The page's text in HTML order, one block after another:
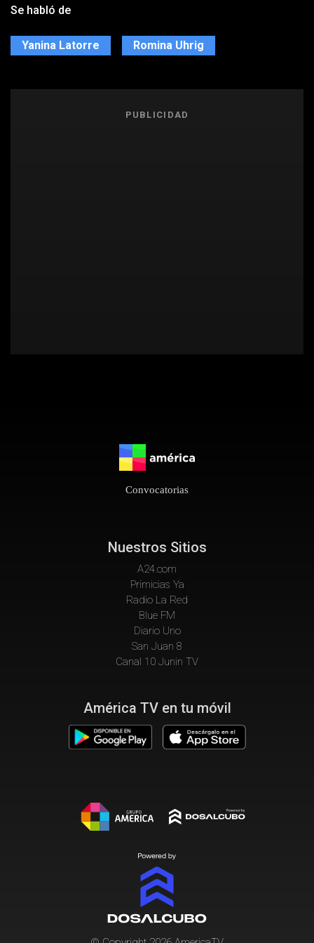
Se habló de
Yanina Latorre Romina Uhrig
PUBLICIDAD
Convocatorias
Nuestros Sitios
A24.com
Primicias Ya
Radio La Red
Blue FM
Diario Uno
San Juan 8
Canal 10 Junin TV
América TV en tu móvil